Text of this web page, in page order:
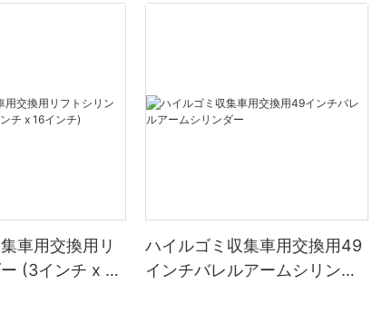
車用交換用リ
(3インチ x 2
ハイルゴミ収集車用交換用49
インチバレルアームシリンダ